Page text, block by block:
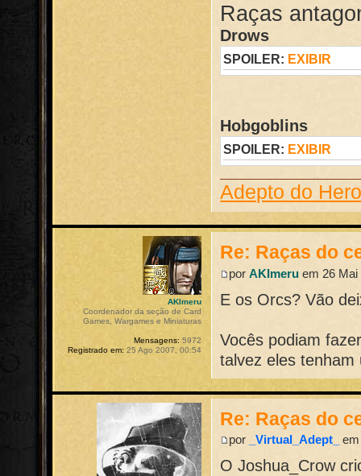
Raças
Drows
SPOILER: EXIBIR
Hobgoblins
SPOILER: EXIBIR
Adepto do
Re: Raças do
porAKImeru em 26 Mai
E os Orcs? Vão
Vocês podiam
talvez eles tenham
AKImeru
Coordenador da seção de Card
Games, Wargames e Miniaturas
Mensagens: 5972
Registrado em: 25 Ago 2007, 00:54
Re: Raças do
por _Virtual_Adept_
O Joshua_Crow